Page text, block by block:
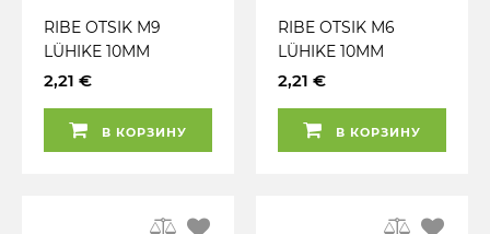
RIBE OTSIK M9
LÜHIKE 10MM
TRIUMF
2,21 €
В КОРЗИНУ
RIBE OTSIK M6
LÜHIKE 10MM
TRIUMF
2,21 €
В КОРЗИНУ